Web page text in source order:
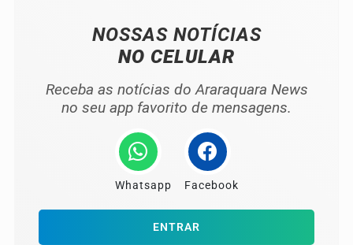
NOSSAS NOTÍCIAS
NO CELULAR
Receba as notícias do Araraquara News
no seu app favorito de mensagens.
Whatsapp Facebook
ENTRAR